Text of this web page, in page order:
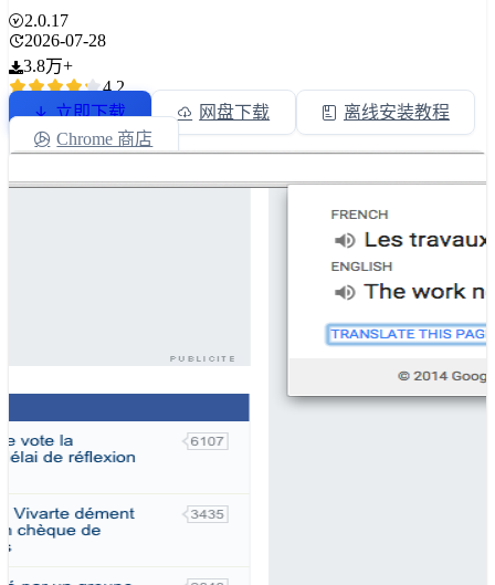
2.0.17
2026-07-28
3.8万+
4.2
立即下载
网盘下载
离线安装教程
Chrome 商店